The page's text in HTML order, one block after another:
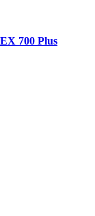
700 Plus